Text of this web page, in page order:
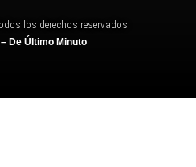
los derechos reservados.
De Último Minuto